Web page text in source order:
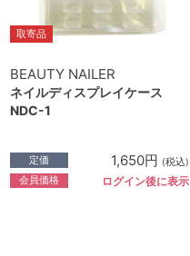
取寄品
BEAUTY NAILER
ネイルディスプレイケース
NDC-1
定価 1,650円 (税込)
会員価格 ログイン後に表示